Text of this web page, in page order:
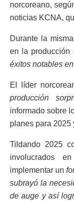
norcoreano,
noticias KCNA,
Durante la
en la producción
éxitos notables
El líder
producción
informado sobre
planes para 2025
Tildando 2025
involucrados
implementar un
subrayó la
de auge y así